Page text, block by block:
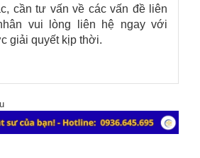
cần tư vấn về các vấn đề liên
vui lòng liên hệ ngay với
giải quyết kịp thời.